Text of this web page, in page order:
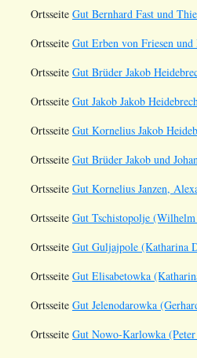
Ortsseite Gut Bernhard Fast und
Ortsseite Gut Erben von Friesen
Ortsseite Gut Brüder Jakob
Ortsseite Gut Jakob Jakob
Ortsseite Gut Kornelius Jakob
Ortsseite Gut Brüder Jakob und
Ortsseite Gut Kornelius Janzen,
Ortsseite Gut Tschistopolje
Ortsseite Gut Guljajpole (Katharina
Ortsseite Gut Elisabetowka
Ortsseite Gut Jelenodarowka
Ortsseite Gut Nowo-Karlowka